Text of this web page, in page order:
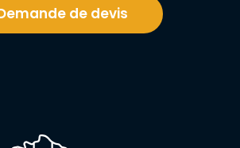
de devis